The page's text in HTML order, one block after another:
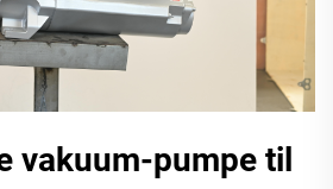
vakuum-pumpe til